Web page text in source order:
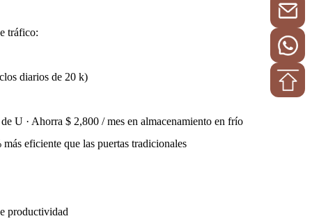
tráfico:
diarios de 20 k)
U · Ahorra $ 2,800 / mes en almacenamiento en frío
eficiente que las puertas tradicionales
productividad